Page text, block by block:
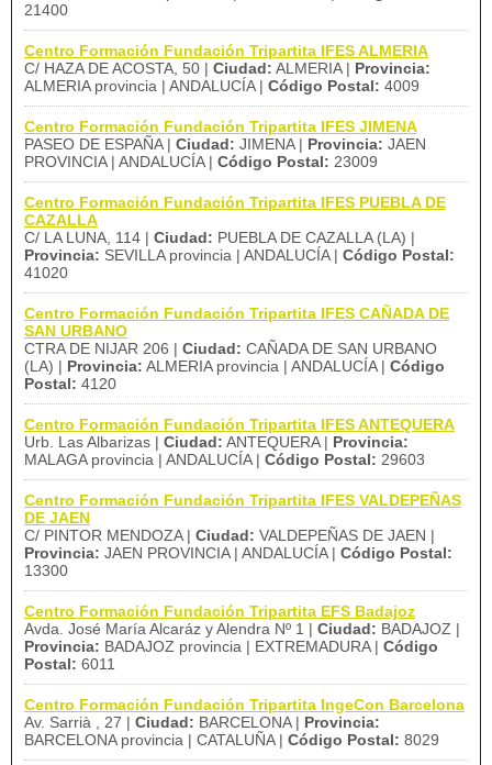
21400
Centro Formación Fundación Tripartita IFES ALMERIA
C/ HAZA DE ACOSTA, 50 | Ciudad: ALMERIA | Provincia:
ALMERIA provincia | ANDALUCÍA | Código Postal: 4009
Centro Formación Fundación Tripartita IFES JIMENA
PASEO DE ESPAÑA | Ciudad: JIMENA | Provincia: JAEN
PROVINCIA | ANDALUCÍA | Código Postal: 23009
Centro Formación Fundación Tripartita IFES PUEBLA DE
CAZALLA
C/ LA LUNA, 114 | Ciudad: PUEBLA DE CAZALLA (LA) |
Provincia: SEVILLA provincia | ANDALUCÍA | Código Postal:
41020
Centro Formación Fundación Tripartita IFES CAÑADA DE
SAN URBANO
CTRA DE NIJAR 206 | Ciudad: CAÑADA DE SAN URBANO
(LA) | Provincia: ALMERIA provincia | ANDALUCÍA | Código
Postal: 4120
Centro Formación Fundación Tripartita IFES ANTEQUERA
Urb. Las Albarizas | Ciudad: ANTEQUERA | Provincia:
MALAGA provincia | ANDALUCÍA | Código Postal: 29603
Centro Formación Fundación Tripartita IFES VALDEPEÑAS
DE JAEN
C/ PINTOR MENDOZA | Ciudad: VALDEPEÑAS DE JAEN |
Provincia: JAEN PROVINCIA | ANDALUCÍA | Código Postal:
13300
Centro Formación Fundación Tripartita EFS Badajoz
Avda. José María Alcaráz y Alendra Nº 1 | Ciudad: BADAJOZ |
Provincia: BADAJOZ provincia | EXTREMADURA | Código
Postal: 6011
Centro Formación Fundación Tripartita IngeCon Barcelona
Av. Sarrià , 27 | Ciudad: BARCELONA | Provincia:
BARCELONA provincia | CATALUÑA | Código Postal: 8029